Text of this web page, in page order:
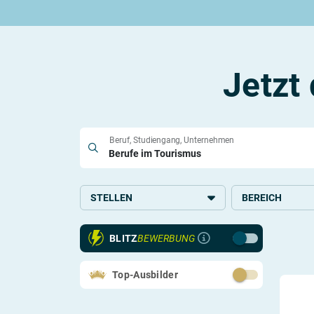
Rund um die Ausbildung
Lass dich finden
Rund um das duale StudiumRund um Berufe
Alle Berufe
Schülerpraktikum
Berufs-Check starten
Jetzt
Beruf, Studiengang, Unternehmen
STELLEN
Ausbildung
Duales Studium
Virtuelles Studium
BEREICH
Systemrelevant
Handel
Verwaltung
BLITZBEWERBUNG
Top-Ausbilder